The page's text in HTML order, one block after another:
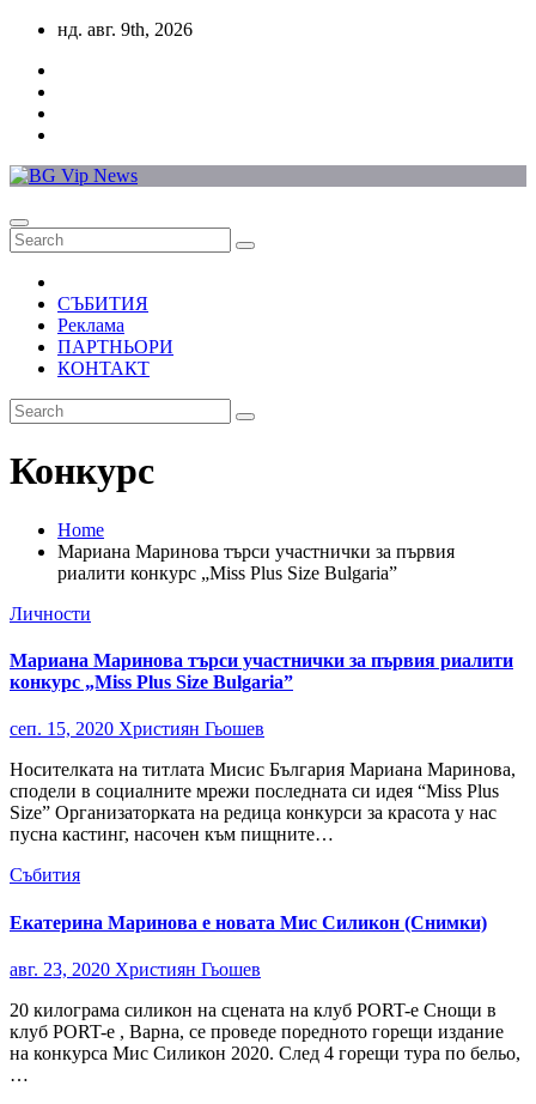
Skip
content
нд. авг. 9th, 2026
СЪБИТИЯ
Реклама
ПАРТНЬОРИ
КОНТАКТ
Конкурс
Home
Мариана Маринова търси участнички за първия
риалити конкурс „Miss Plus Size Bulgaria”
Личности
Мариана Маринова търси участнички за първия риалити
конкурс „Miss Plus Size Bulgaria”
сеп. 15, 2020 Християн Гьошев
Носителката на титлата Мисис България Мариана Маринова,
сподели в социалните мрежи последната си идея “Miss Plus
Size” Организаторката на редица конкурси за красота у нас
пусна кастинг, насочен към пищните…
Събития
Екатерина Маринова е новата Мис Силикон (Снимки)
авг. 23, 2020 Християн Гьошев
20 килограма силикон на сцената на клуб PORT-e Снощи в
клуб PORT-e , Варна, се проведе поредното горещи издание
на конкурса Мис Силикон 2020. След 4 горещи тура по бельо,
…